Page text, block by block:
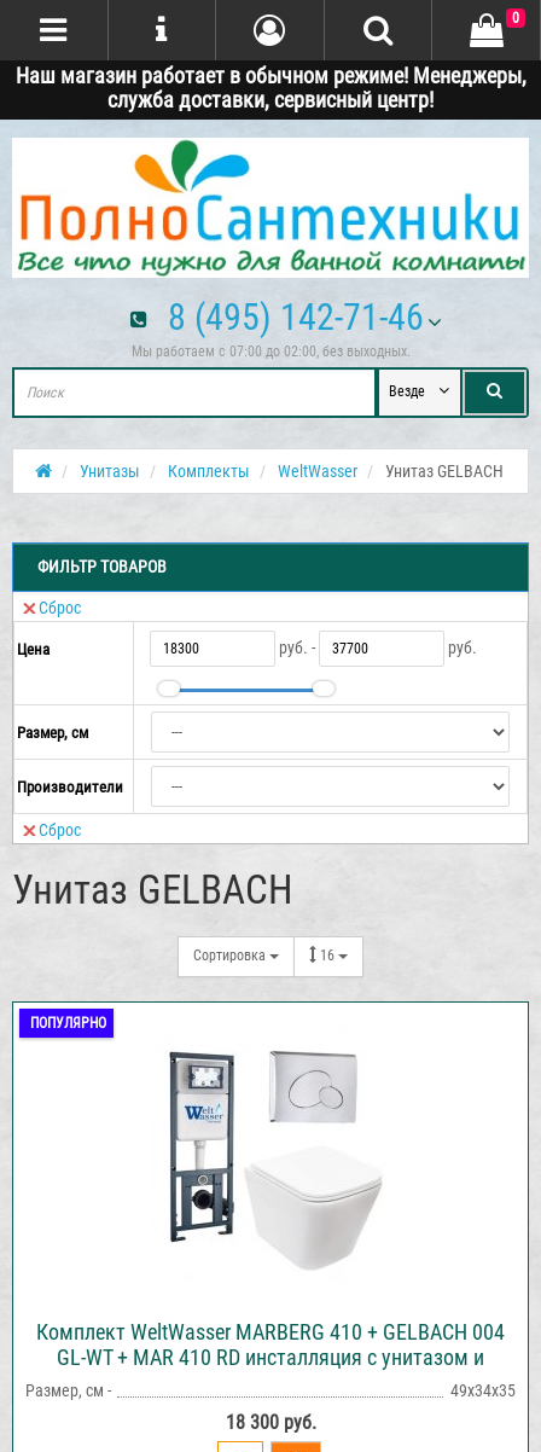
Наш магазин работает в обычном режиме! Менеджеры,
служба доставки, сервисный центр!
8 (495) 142-71-46
Мы работаем с 07:00 до 02:00, без выходных.
Везде
0
Унитазы Комплекты WeltWasser Унитаз GELBACH
ФИЛЬТР ТОВАРОВ
Сброс
Цена руб. - руб.
Размер, см
Производители
Сброс
Унитаз GELBACH
Сортировка 16
ПОПУЛЯРНО
Комплект WeltWasser MARBERG 410 + GELBACH 004
GL-WT + MAR 410 RD инсталляция с унитазом и
Размер, см - 49х34х35
18 300 руб.